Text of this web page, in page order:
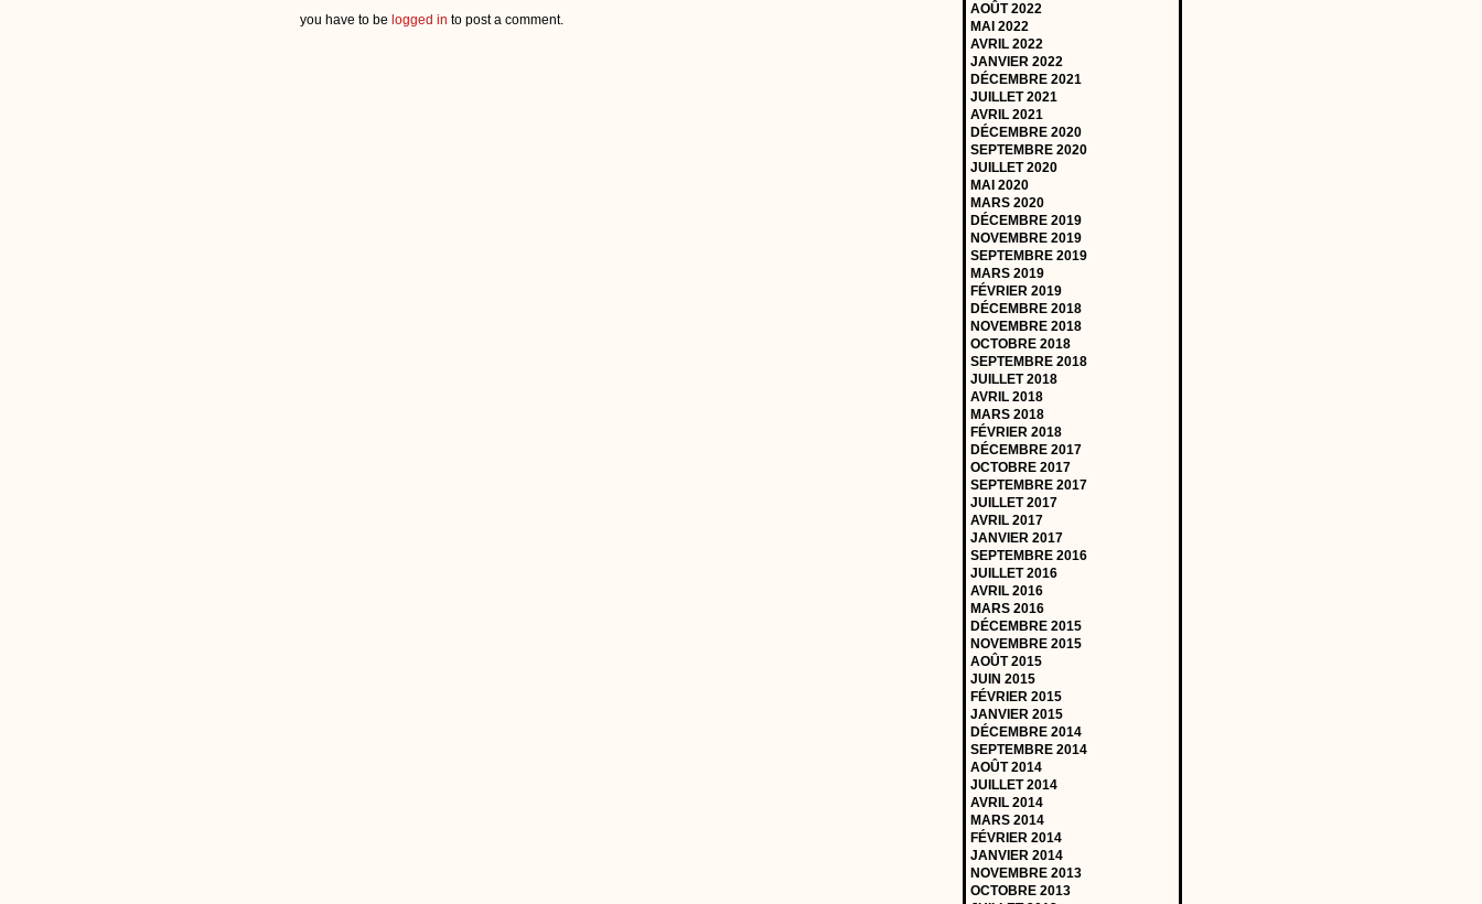
you have to be logged in to post a comment.
AOÛT 2022
MAI 2022
AVRIL 2022
JANVIER 2022
DÉCEMBRE 2021
JUILLET 2021
AVRIL 2021
DÉCEMBRE 2020
SEPTEMBRE 2020
JUILLET 2020
MAI 2020
MARS 2020
DÉCEMBRE 2019
NOVEMBRE 2019
SEPTEMBRE 2019
MARS 2019
FÉVRIER 2019
DÉCEMBRE 2018
NOVEMBRE 2018
OCTOBRE 2018
SEPTEMBRE 2018
JUILLET 2018
AVRIL 2018
MARS 2018
FÉVRIER 2018
DÉCEMBRE 2017
OCTOBRE 2017
SEPTEMBRE 2017
JUILLET 2017
AVRIL 2017
JANVIER 2017
SEPTEMBRE 2016
JUILLET 2016
AVRIL 2016
MARS 2016
DÉCEMBRE 2015
NOVEMBRE 2015
AOÛT 2015
JUIN 2015
FÉVRIER 2015
JANVIER 2015
DÉCEMBRE 2014
SEPTEMBRE 2014
AOÛT 2014
JUILLET 2014
AVRIL 2014
MARS 2014
FÉVRIER 2014
JANVIER 2014
NOVEMBRE 2013
OCTOBRE 2013